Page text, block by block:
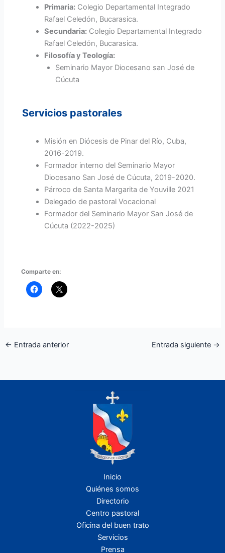
Primaria: Colegio Departamental Integrado
Rafael Celedón, Bucarasica.
Secundaria: Colegio Departamental Integrado
Rafael Celedón, Bucarasica.
Filosofía y Teología:
Seminario Mayor Diocesano san José de
Cúcuta
Servicios pastorales
Misión en Diócesis de Pinar del Río, Cuba,
2016-2019.
Formador interno del Seminario Mayor
Diocesano San José de Cúcuta, 2019-2020.
Párroco de Santa Margarita de Youville 2021
Delegado de pastoral Vocacional
Formador del Seminario Mayor San José de
Cúcuta (2022-2025)
Comparte en:
← Entrada anterior Entrada siguiente →
Inicio
Quiénes somos
Directorio
Centro pastoral
Oficina del buen trato
Servicios
Prensa